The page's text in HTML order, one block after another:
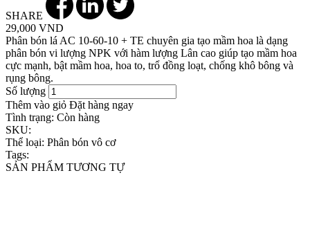
SHARE
29,000 VND
Phân bón lá AC 10-60-10 + TE chuyên gia tạo mầm hoa là dạng
phân bón vi lượng NPK với hàm lượng Lân cao giúp tạo mầm hoa
cực mạnh, bật mầm hoa, hoa to, trổ đồng loạt, chống khô bông và
rụng bông.
Số lượng
Thêm vào giỏ Đặt hàng ngay
Tình trạng: Còn hàng
SKU:
Thể loại: Phân bón vô cơ
Tags:
SẢN PHẨM TƯƠNG TỰ